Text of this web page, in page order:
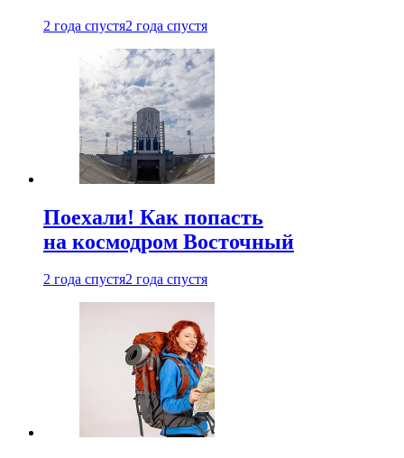
2 года спустя2 года спустя
Поехали! Как попасть
на космодром Восточный
2 года спустя2 года спустя